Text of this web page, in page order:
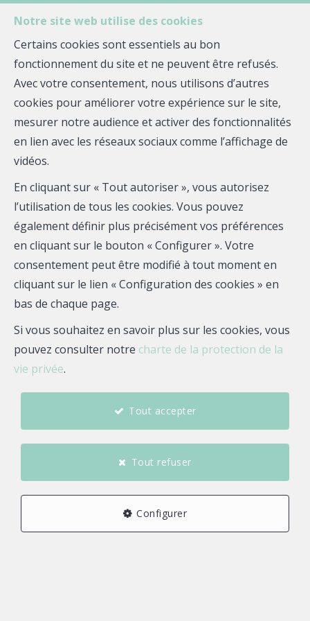
MENU
Page ou bien
non trouvé
contacter.
Page d'accueil
Notre site web utilise des cookies
Certains cookies sont essentiels au bon
fonctionnement du site et ne peuvent être refusés.
Avec votre consentement, nous utilisons d’autres
cookies pour améliorer votre expérience sur le site,
mesurer notre audience et activer des fonctionnalités
en lien avec les réseaux sociaux comme l’affichage de
vidéos.
En cliquant sur « Tout autoriser », vous autorisez
l’utilisation de tous les cookies. Vous pouvez
également définir plus précisément vos préférences
en cliquant sur le bouton « Configurer ». Votre
consentement peut être modifié à tout moment en
cliquant sur le lien « Configuration des cookies » en
bas de chaque page.
Si vous souhaitez en savoir plus sur les cookies, vous
pouvez consulter notre charte de la protection de la
vie privée.
Configurer
Tout refuser
Tout accepter